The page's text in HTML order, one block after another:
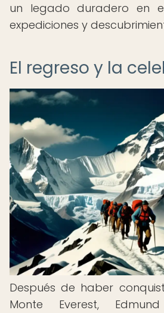
un legado duradero en
expediciones y
El regreso y la
Después de haber
Monte Everest,